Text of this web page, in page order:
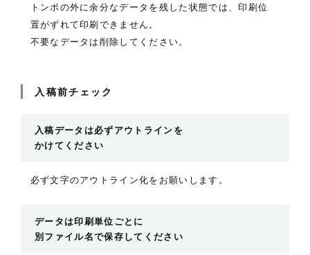
トンボの外に余分なデータを残した状態では、印刷位
置がずれて印刷できません。
不要なデータは削除してください。
入稿前チェック
入稿データは必ずアウトラインを
かけてください
必ず文字のアウトライン化をお願いします。
データは印刷単位ごとに
別ファイル名で保存してください